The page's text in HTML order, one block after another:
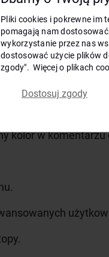
się jeździć, tak
triki, tak jak chłopak
wymienić płozy na
dowolny
kolor w
Pliki cookies i pokrewne im
pomagają nam
wykorzystanie przez nas
dostosować użycie plików
zgody". Więcej o plikach
Dostosuj zgody